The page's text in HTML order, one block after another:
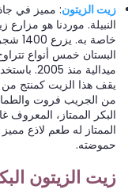
زيت الزيتون: مميز في
النبيلة. موردنا هو
خاصة
ميدالية
يقف هذا الزيت كمنتج
من الجريب فروت
الممتاز له طعم لاذع
حموضته.
زيت الزيتون